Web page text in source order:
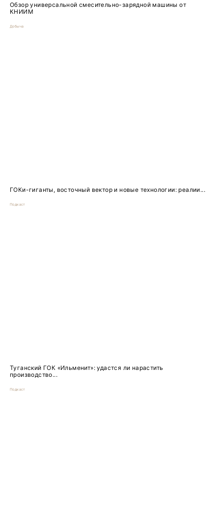
Обзор универсальной смесительно-зарядной машины от
КНИИМ
Добыча
ГОКи-гиганты, восточный вектор и новые технологии: реалии...
Подкаст
Туганский ГОК «Ильменит»: удастся ли нарастить
производство...
Подкаст